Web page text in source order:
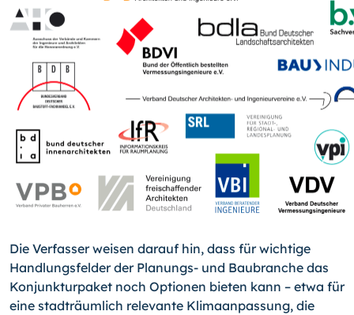
Die Verfasser weisen darauf hin, dass für wichtige
Handlungsfelder der Planungs- und Baubranche das
Konjunkturpaket noch Optionen bieten kann – etwa für
eine stadträumlich relevante Klimaanpassung, die